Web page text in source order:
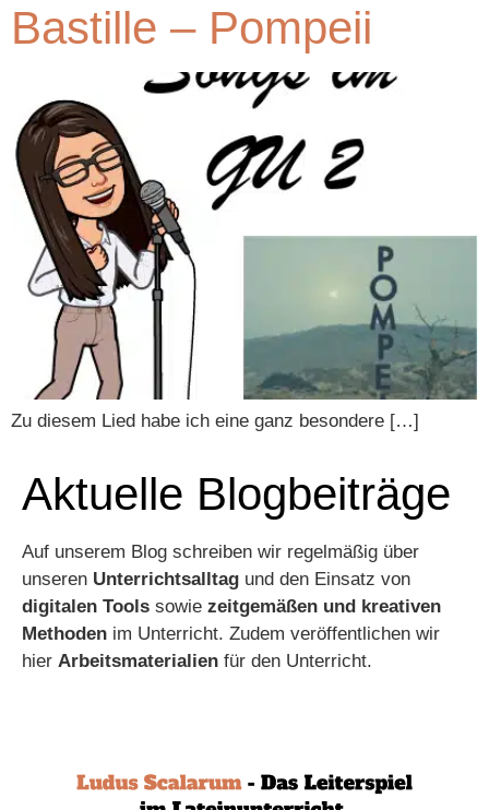
Bastille – Pompeii
Zu diesem Lied habe ich eine ganz besondere […]
Aktuelle Blogbeiträge
Auf unserem Blog schreiben wir regelmäßig über
unseren Unterrichtsalltag und den Einsatz von
digitalen Tools sowie zeitgemäßen und kreativen
Methoden im Unterricht. Zudem veröffentlichen wir
hier Arbeitsmaterialien für den Unterricht.